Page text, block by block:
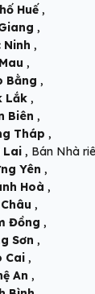
Huế ,
,
Ninh ,
,
Bằng ,
Lắk ,
Biên ,
Tháp ,
Lai , Bán Nhà
Yên ,
Hoà ,
,
Đồng ,
Sơn ,
Cai ,
An ,